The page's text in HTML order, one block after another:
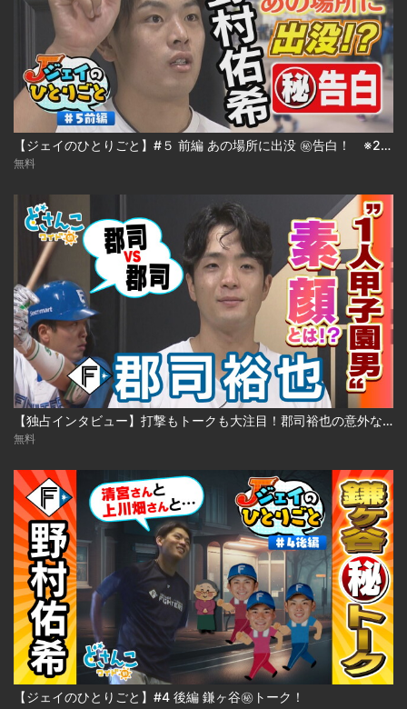
【ジェイのひとりごと】#５ 前編 あの場所に出没 ㊙告白！ ※2023年9月8日 放送
無料
【独占インタビュー】打撃もトークも大注目！郡司裕也の意外な素顔！ ※2023年8月29日 放送
無料
【ジェイのひとりごと】#4 後編 鎌ヶ谷㊙トーク！